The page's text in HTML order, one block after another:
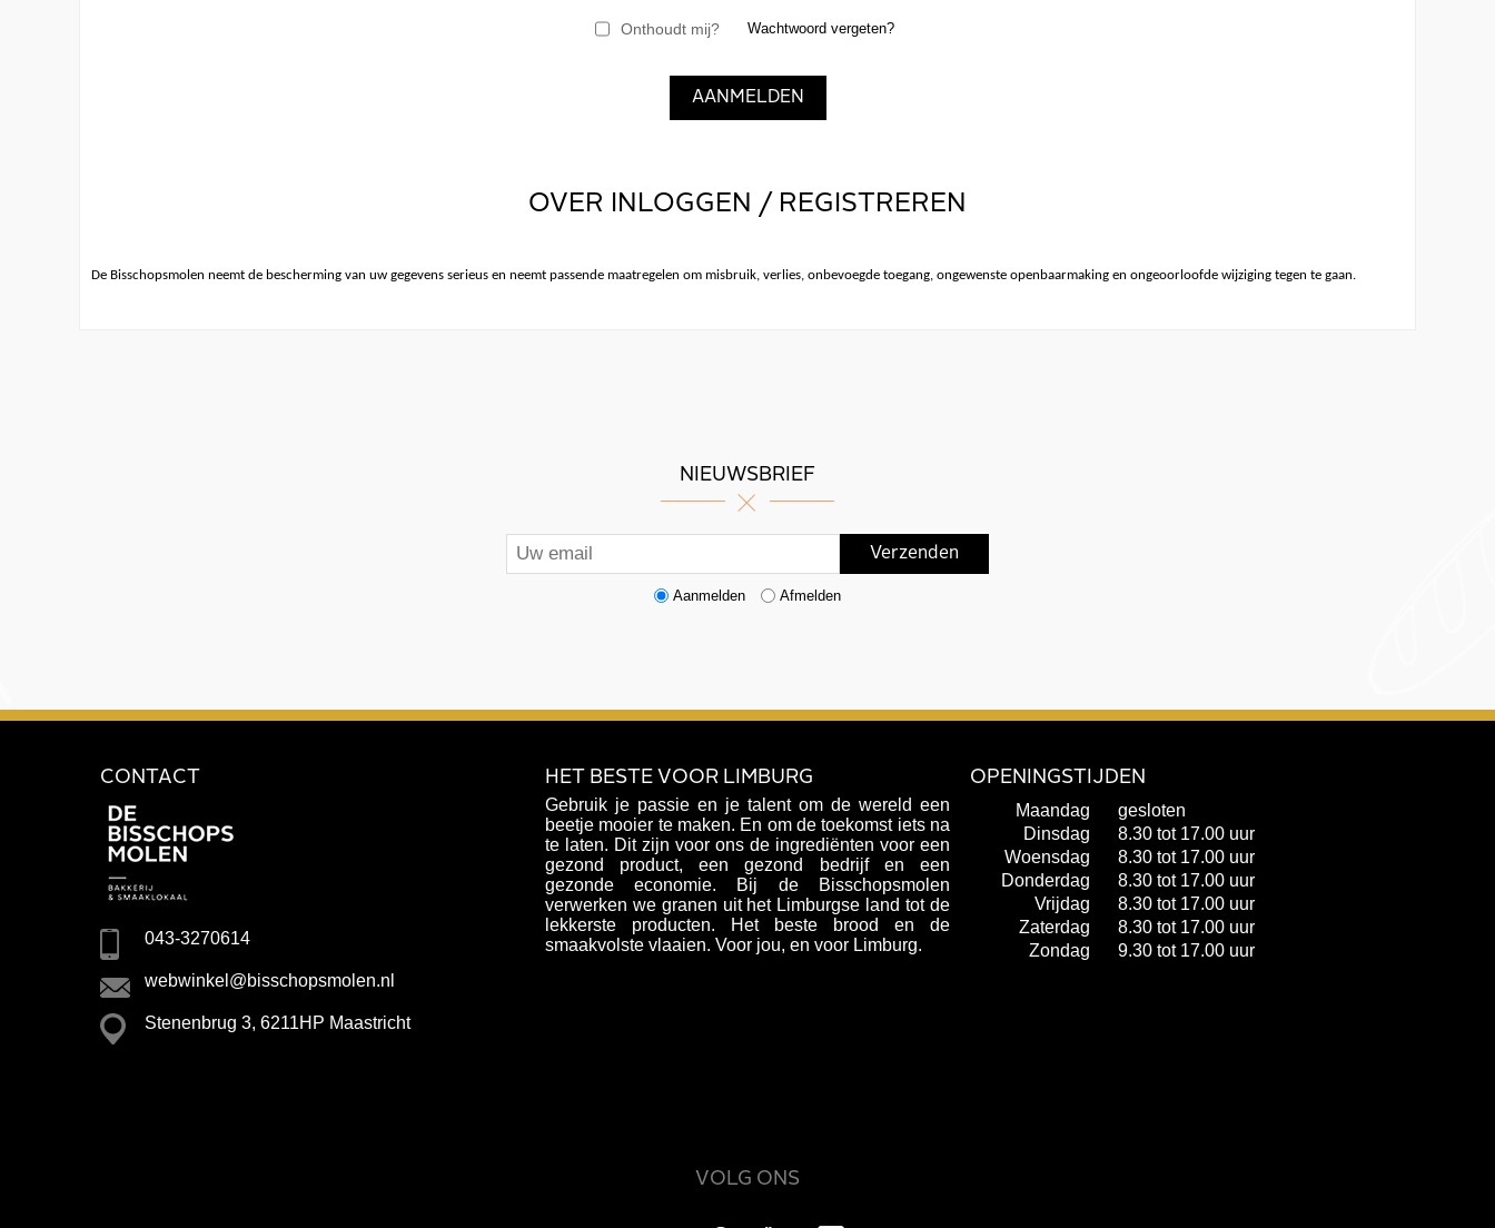
Onthoudt mij? Wachtwoord vergeten?
OVER INLOGGEN / REGISTREREN
De Bisschopsmolen neemt de bescherming van uw gegevens serieus en neemt passende maatregelen om misbruik, verlies, onbevoegde toegang, ongewenste openbaarmaking en ongeoorloofde wijziging tegen te gaan.
NIEUWSBRIEF
Aanmelden Afmelden
CONTACT
043-3270614
webwinkel@bisschopsmolen.nl
Stenenbrug 3, 6211HP Maastricht
HET BESTE VOOR LIMBURG
Gebruik je passie en je talent om de wereld een
beetje mooier te maken. En om de toekomst iets na
te laten. Dit zijn voor ons de ingrediënten voor een
gezond product, een gezond bedrijf en een
gezonde economie. Bij de Bisschopsmolen
verwerken we granen uit het Limburgse land tot de
lekkerste producten. Het beste brood en de
smaakvolste vlaaien. Voor jou, en voor Limburg.
OPENINGSTIJDEN
Maandag
gesloten
Dinsdag
8.30 tot 17.00 uur
Woensdag
8.30 tot 17.00 uur
Donderdag
8.30 tot 17.00 uur
Vrijdag
8.30 tot 17.00 uur
Zaterdag
8.30 tot 17.00 uur
Zondag
9.30 tot 17.00 uur
VOLG ONS